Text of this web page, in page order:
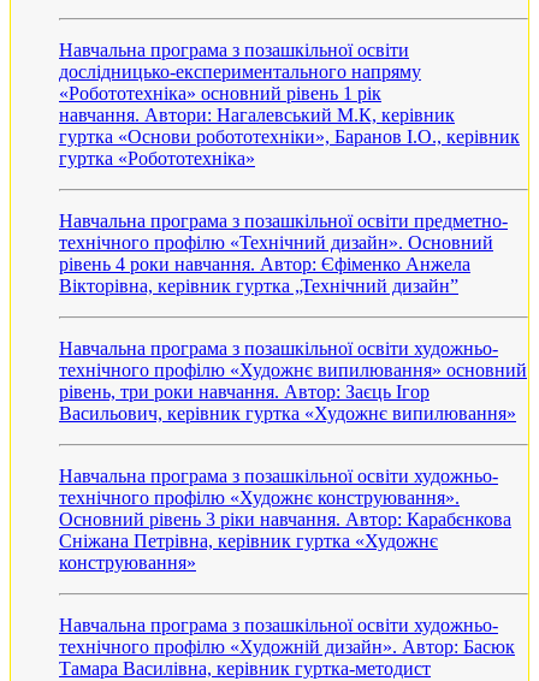
Навчальна програма з позашкільної освіти
дослідницько-експериментального напряму
«Робототехніка» основний рівень 1 рік
навчання. Автори: Нагалевський М.К, керівник
гуртка «Основи робототехніки», Баранов І.О., керівник
гуртка «Робототехніка»
Навчальна програма з позашкільної освіти предметно-
технічного профілю «Технічний дизайн». Основний
рівень 4 роки навчання. Автор: Єфіменко Анжела
Вікторівна, керівник гуртка „Технічний дизайн”
Навчальна програма з позашкільної освіти художньо-
технічного профілю «Художнє випилювання» основний
рівень, три роки навчання. Автор: Заєць Ігор
Васильович, керівник гуртка «Художнє випилювання»
Навчальна програма з позашкільної освіти художньо-
технічного профілю «Художнє конструювання».
Основний рівень 3 ріки навчання. Автор: Карабєнкова
Сніжана Петрівна, керівник гуртка «Художнє
конструювання»
Навчальна програма з позашкільної освіти художньо-
технічного профілю «Художній дизайн». Автор: Басюк
Тамара Василівна, керівник гуртка-методист